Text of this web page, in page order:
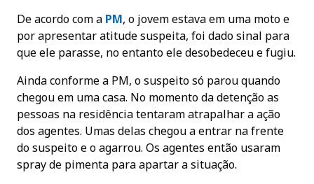
De acordo com a PM, o jovem estava em uma moto e
por apresentar atitude suspeita, foi dado sinal para
que ele parasse, no entanto ele desobedeceu e fugiu.
Ainda conforme a PM, o suspeito só parou quando
chegou em uma casa. No momento da detenção as
pessoas na residência tentaram atrapalhar a ação
dos agentes. Umas delas chegou a entrar na frente
do suspeito e o agarrou. Os agentes então usaram
spray de pimenta para apartar a situação.